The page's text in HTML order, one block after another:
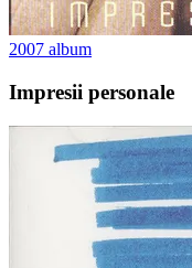
2007 album
Impresii personale